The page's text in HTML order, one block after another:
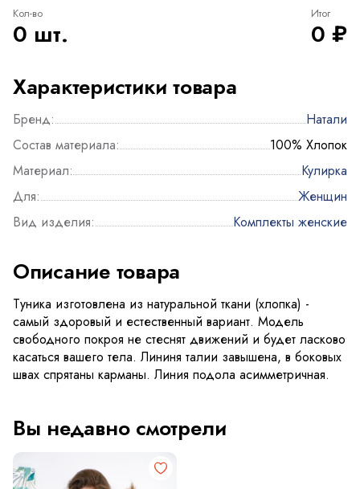
Кол-во
0 шт.
Итог
0 ₽
Характеристики товара
Бренд:
Натали
Состав материала:
100% Хлопок
Материал:
Кулирка
Для:
Женщин
Вид изделия:
Комплекты женские
Описание товара
Туника изготовлена из натуральной ткани (хлопка) -
самый здоровый и естественный вариант. Модель
свободного покроя не стеснят движений и будет ласково
касаться вашего тела. Лининя талии завышена, в боковых
швах спрятаны карманы. Линия подола асимметричная.
Вы недавно смотрели